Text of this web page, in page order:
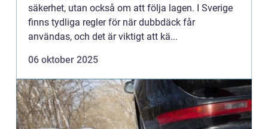
säkerhet, utan också om att följa lagen. I Sverige
finns tydliga regler för när dubbdäck får
användas, och det är viktigt att kä...
06 oktober 2025